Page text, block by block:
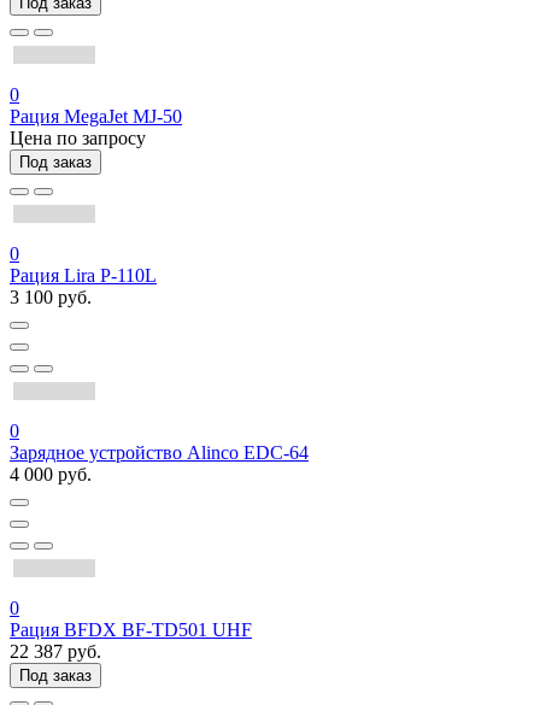
0
Рация MegaJet MJ-50
Цена по запросу
Под заказ
0
Рация Lira P-110L
3 100 руб.
0
Зарядное устройство Alinco EDC-64
4 000 руб.
0
Рация BFDX BF-TD501 UHF
22 387 руб.
Под заказ